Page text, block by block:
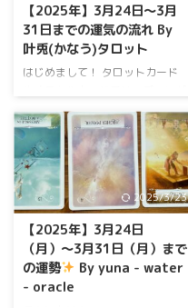
【2025年】3月24日～3月
31日までの運気の流れ By
叶兎(かなう)タロット
はじめまして！ タロットカード
をしております、叶兎
かな
うタロットです！ あなた様の大
切な想いが叶いますよう心を込め
てカードを引かせて頂きますの
で、少しでもお役に立てましたら
幸いです
今回は3月24日～3月
31日までの流れまでの流れつい
て、タロットカードとオラクルカ
ードからアドバイスメッセージを
お届けします。 ピンときたメッ
セージを、お守りにして8日間を
2025/3/23
【2025年】3月24日
（月）〜3月31日（月）まで
の運勢
By yuna - water
- oracle